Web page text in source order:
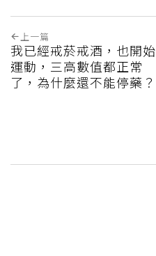
上一篇
我已經戒菸戒酒，也開始
運動，三高數值都正常
了，為什麼還不能停藥？